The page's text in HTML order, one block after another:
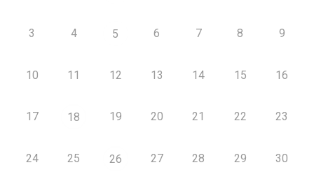
3 4 5 6 7 8 9
10 11 12 13 14 15 16
17 18 19 20 21 22 23
24 25 26 27 28 29 30